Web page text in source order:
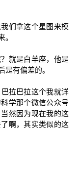
们拿这个星图来模
。
就是白羊座，他是
是有偏差的。
拉巴拉这个我就详
学那个微信公众号
然因为现在我的这
啊，其实类似的这